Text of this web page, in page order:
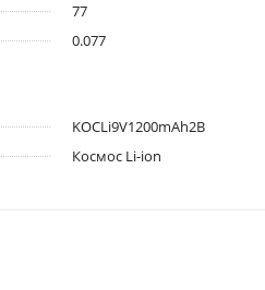
77
0.077
KOCLi9V1200mAh2B
Космос Li-ion